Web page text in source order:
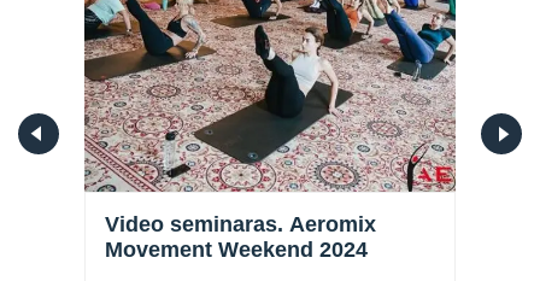
Video seminaras. Aeromix
Movement Weekend 2024